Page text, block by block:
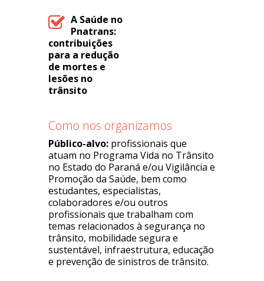
A Saúde no
Pnatrans:
contribuições
para a redução
de mortes e
lesões no
trânsito
Como nos organizamos
Público-alvo: profissionais que
atuam no Programa Vida no Trânsito
no Estado do Paraná e/ou Vigilância e
Promoção da Saúde, bem como
estudantes, especialistas,
colaboradores e/ou outros
profissionais que trabalham com
temas relacionados à segurança no
trânsito, mobilidade segura e
sustentável, infraestrutura, educação
e prevenção de sinistros de trânsito.